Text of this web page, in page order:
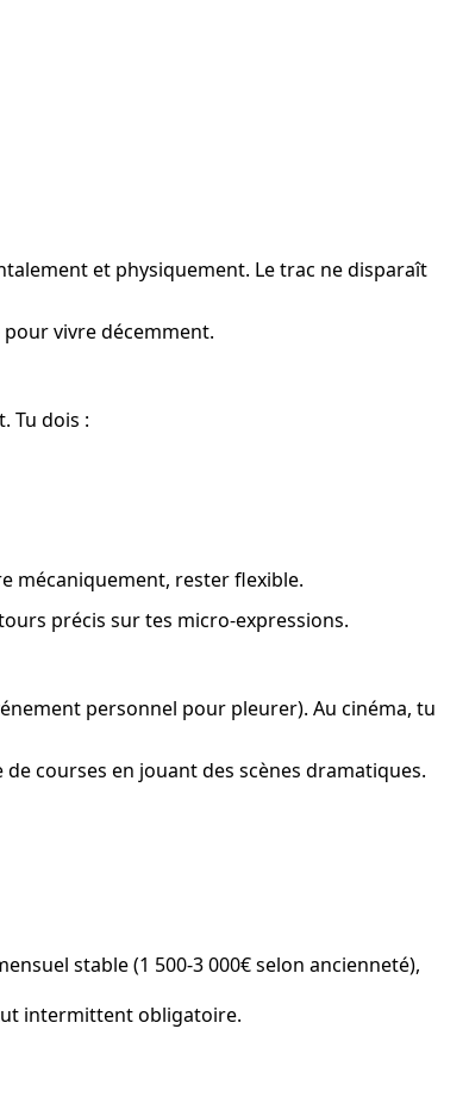
et physiquement. Le trac ne disparaît
vivre décemment.
Tu dois :
mécaniquement, rester flexible.
précis sur tes micro-expressions.
personnel pour pleurer). Au cinéma, tu
courses en jouant des scènes dramatiques.
stable (1 500-3 000€ selon ancienneté),
intermittent obligatoire.